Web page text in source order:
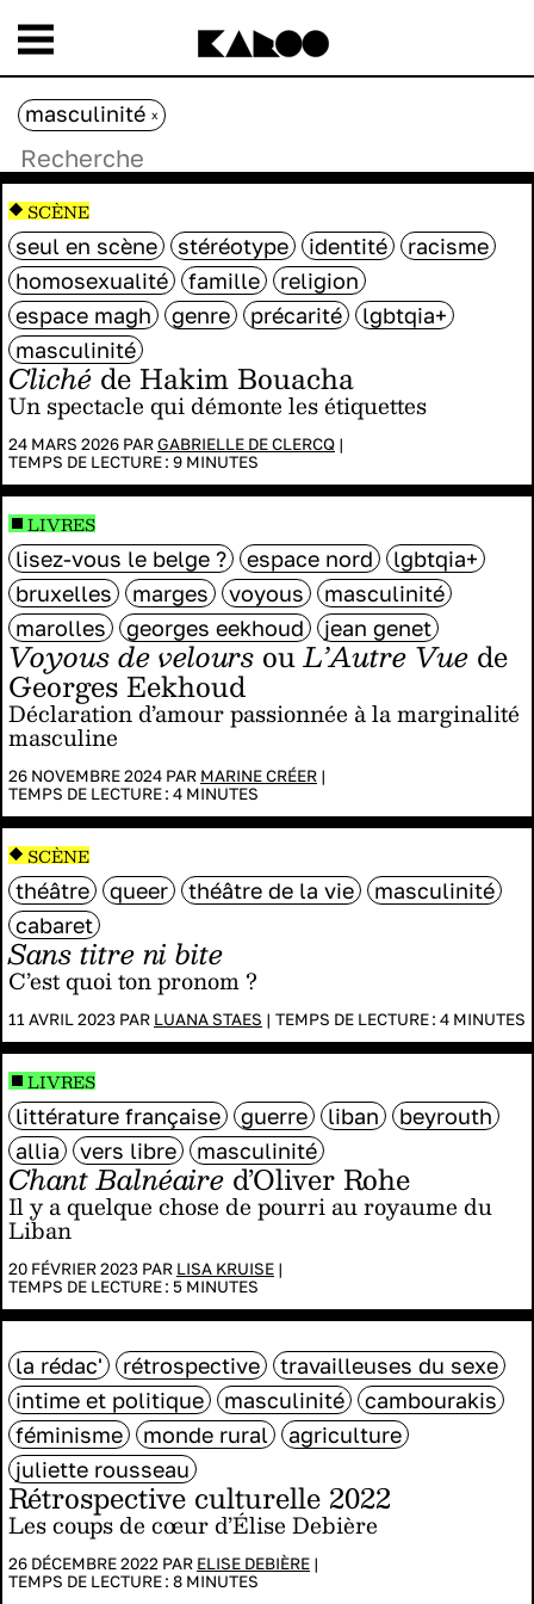
Clichéde Hakim Bouacha
Un spectacle qui démonte les étiquettes
24 MARS 2026 PARGABRIELLE DE CLERCQ |
TEMPS DE LECTURE : 9 MINUTES
seul en scène stéréotype identité
racisme
homosexualité
famille
religion
espace magh
genre précarité
lgbtqia+
masculinité
SCÈNE
Voyous de veloursouL’Autre Vue de
Georges Eekhoud
Déclaration d’amour passionnée à la marginalité
masculine
26 NOVEMBRE 2024 PAR MARINE CRÉER |
TEMPS DE LECTURE : 4 MINUTES
lisez-vous le belge ? espace nord
lgbtqia+
bruxelles
marges voyous
masculinité
marolles
georges eekhoud jean genet
LIVRES
Sans titre ni bite
C’est quoi ton pronom ?
11 AVRIL 2023 PAR LUANA STAES | TEMPS DE LECTURE : 4 MINUTES
théâtre queer théâtre de la vie
masculinité
cabaret
SCÈNE
Chant Balnéaired’Oliver Rohe
Il y a quelque chose de pourri au royaume du
Liban
20 FÉVRIER 2023 PAR LISA KRUISE |
TEMPS DE LECTURE : 5 MINUTES
littérature française guerre liban
beyrouth
allia
vers libre masculinité
LIVRES
Rétrospective culturelle 2022
Les coups de cœur d’Élise Debière
26 DÉCEMBRE 2022 PAR ELISE DEBIÈRE |
TEMPS DE LECTURE : 8 MINUTES
la rédac' rétrospective
travailleuses du sexe
intime et politique
masculinité
cambourakis
féminisme
monde rural
agriculture
juliette rousseau
masculinité x